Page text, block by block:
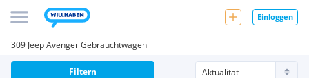
Einloggen
309 Jeep Avenger Gebrauchtwagen
Filtern